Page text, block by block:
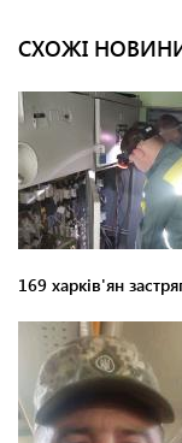
СХОЖІ
169 харків'ян